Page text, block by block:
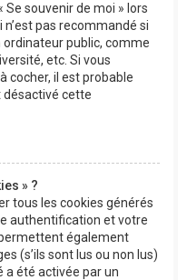
Se souvenir de moi » lors
pas recommandé si
public, comme
etc. Si vous
cocher, il est probable
désactivé cette
» ?
tous les cookies générés
authentification et votre
également
(s’ils sont lus ou non lus)
a été activée par un